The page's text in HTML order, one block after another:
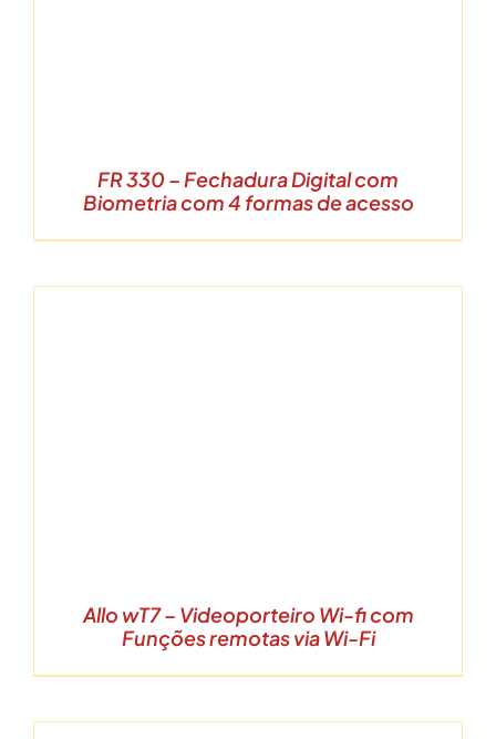
FR 330 – Fechadura Digital com
Biometria com 4 formas de acesso
Allo wT7 – Videoporteiro Wi-fi com
Funções remotas via Wi-Fi